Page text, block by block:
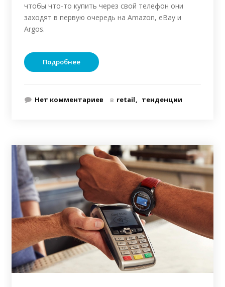
чтобы что-то купить через свой телефон они
заходят в первую очередь на Amazon, eBay и
Argos.
Подробнее
Нет комментариев в retail тенденции